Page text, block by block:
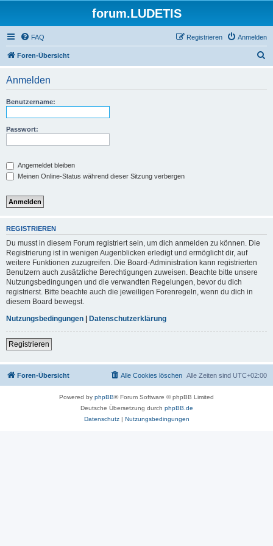
forum.LUDETIS
FAQ Anmelden
Registrieren
Foren-Übersicht
Anmelden
Benutzername:
Passwort:
Angemeldet bleiben
Meinen Online-Status während dieser Sitzung verbergen
REGISTRIEREN
Du musst in diesem Forum registriert sein, um dich anmelden zu können. Die
Registrierung ist in wenigen Augenblicken erledigt und ermöglicht dir, auf
weitere Funktionen zuzugreifen. Die Board-Administration kann registrierten
Benutzern auch zusätzliche Berechtigungen zuweisen. Beachte bitte unsere
Nutzungsbedingungen und die verwandten Regelungen, bevor du dich
registrierst. Bitte beachte auch die jeweiligen Forenregeln, wenn du dich in
diesem Board bewegst.
Nutzungsbedingungen | Datenschutzerklärung
Registrieren
Foren-Übersicht Alle Zeiten sind UTC+02:00
Alle Cookies löschen
Powered by phpBB® Forum Software © phpBB Limited
Deutsche Übersetzung durch phpBB.de
Datenschutz| Nutzungsbedingungen